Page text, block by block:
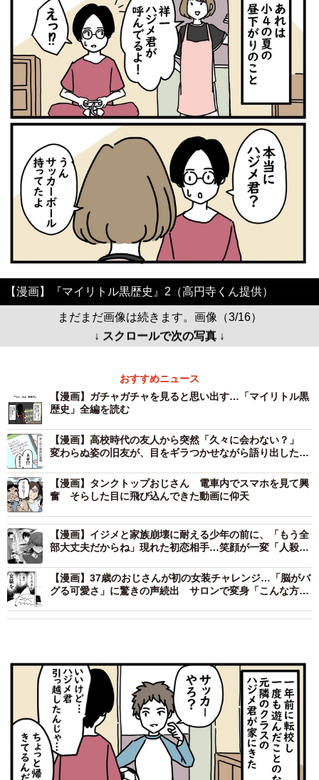
【漫画】『マイリトル黒歴史』2（高円寺くん提供）
まだまだ画像は続きます。画像（3/16）
↓ スクロールで次の写真 ↓
おすすめニュース
【漫画】ガチャガチャを見ると思い出す…「マイリトル黒
歴史」全編を読む
【漫画】高校時代の友人から突然「久々に会わない？」
変わらぬ姿の旧友が、目をギラつかせながら語り出したこ
【漫画】タンクトップおじさん 電車内でスマホを見て興
奮 そらした目に飛び込んできた動画に仰天
【漫画】イジメと家族崩壊に耐える少年の前に、「もう全
部大丈夫だからね」現れた初恋相手…笑顔が一変「人殺し
【漫画】37歳のおじさんが初の女装チャレンジ…「脳がバ
グる可愛さ」に驚きの声続出 サロンで変身「こんな方法